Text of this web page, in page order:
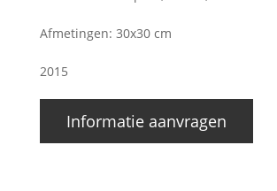
Afmetingen: 30x30 cm
2015
Informatie aanvragen